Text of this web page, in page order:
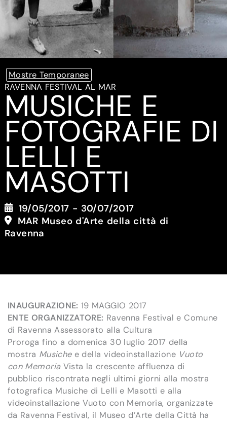
Mostre Temporanee
RAVENNA FESTIVAL AL MAR
MUSICHE E
FOTOGRAFIE DI
LELLI E
MASOTTI
19/05/2017 - 30/07/2017
MAR Museo d'Arte della città di
Ravenna
INAUGURAZIONE: 19 MAGGIO 2017
ENTE ORGANIZZATORE: Ravenna Festival e Comune
di Ravenna Assessorato alla Cultura
Proroga fino a domenica 30 luglio 2017 della
mostra Musichee della videoinstallazione Vuoto
con MemoriaVista la crescente affluenza di
pubblico riscontrata negli ultimi giorni alla mostra
fotografica Musiche di Lelli e Masotti e alla
videoinstallazione Vuoto con Memoria, organizzate
da Ravenna Festival, il Museo d’Arte della Città ha